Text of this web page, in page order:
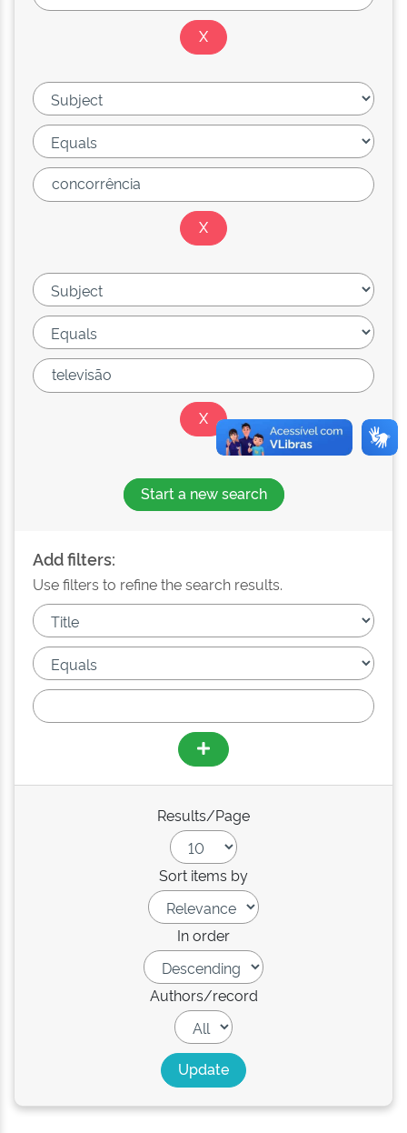
Start a new search
Add filters:
Use filters to refine the search results.
Results/Page
Sort items by
In order
Authors/record